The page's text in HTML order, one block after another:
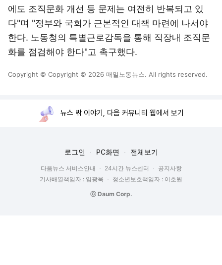
에도 조직문화 개선 등 문제는 여전히 반복되고 있
다"며 "정부와 국회가 근본적인 대책 마련에 나서야
한다. 노동청의 특별근로감독을 통해 직장내 조직문
화를 점검해야 한다"고 촉구했다.
Copyright © Copyright © 2026 매일노동뉴스. All rights reserved.
뉴스 밖 이야기, 다음 커뮤니티 웹에서 보기
로그인 PC화면 전체보기
다음뉴스 서비스안내 24시간 뉴스센터
공지사항
기사배열책임자 : 임광욱
청소년보호책임자 : 이호원
ⓒ Daum Corp.